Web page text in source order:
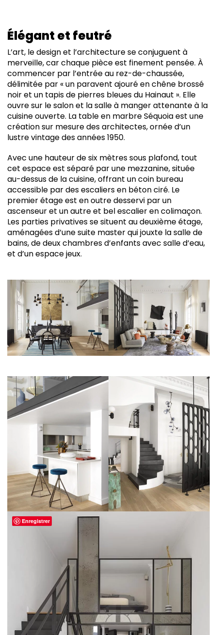
Élégant et feutré
L’art, le design et l’architecture se conjuguent à
merveille, car chaque pièce est finement pensée. À
commencer par l’entrée au rez-de-chaussée,
délimitée par « un paravent ajouré en chêne brossé
noir et un tapis de pierres bleues du Hainaut ». Elle
ouvre sur le salon et la salle à manger attenante à la
cuisine ouverte. La table en marbre Séquoia est une
création sur mesure des architectes, ornée d’un
lustre vintage des années 1950.
Avec une hauteur de six mètres sous plafond, tout
cet espace est séparé par une mezzanine, située
au-dessus de la cuisine, offrant un coin bureau
accessible par des escaliers en béton ciré. Le
premier étage est en outre desservi par un
ascenseur et un autre et bel escalier en colimaçon.
Les parties privatives se situent au deuxième étage,
aménagées d’une suite master qui jouxte la salle de
bains, de deux chambres d’enfants avec salle d’eau,
et d’un espace jeux.
Enregistrer